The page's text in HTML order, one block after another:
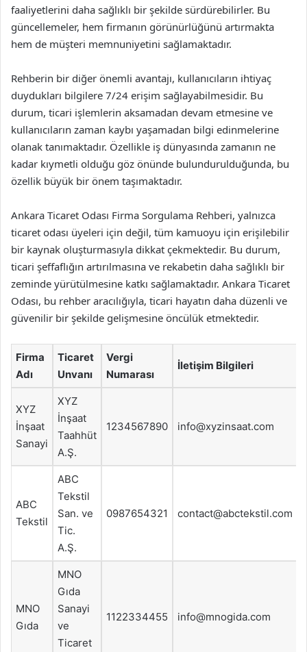
faaliyetlerini daha sağlıklı bir şekilde sürdürebilirler. Bu
güncellemeler, hem firmanın görünürlüğünü artırmakta
hem de müşteri memnuniyetini sağlamaktadır.
Rehberin bir diğer önemli avantajı, kullanıcıların ihtiyaç
duydukları bilgilere 7/24 erişim sağlayabilmesidir. Bu
durum, ticari işlemlerin aksamadan devam etmesine ve
kullanıcıların zaman kaybı yaşamadan bilgi edinmelerine
olanak tanımaktadır. Özellikle iş dünyasında zamanın ne
kadar kıymetli olduğu göz önünde bulundurulduğunda, bu
özellik büyük bir önem taşımaktadır.
Ankara Ticaret Odası Firma Sorgulama Rehberi, yalnızca
ticaret odası üyeleri için değil, tüm kamuoyu için erişilebilir
bir kaynak oluşturmasıyla dikkat çekmektedir. Bu durum,
ticari şeffaflığın artırılmasına ve rekabetin daha sağlıklı bir
zeminde yürütülmesine katkı sağlamaktadır. Ankara Ticaret
Odası, bu rehber aracılığıyla, ticari hayatın daha düzenli ve
güvenilir bir şekilde gelişmesine öncülük etmektedir.
Firma
Adı
Ticaret
Unvanı
Vergi
Numarası
İletişim Bilgileri
XYZ
İnşaat
Sanayi
XYZ
İnşaat
Taahhüt
A.Ş.
1234567890 info@xyzinsaat.com
ABC
Tekstil
ABC
Tekstil
San. ve
Tic.
A.Ş.
0987654321 contact@abctekstil.com
MNO
Gıda
MNO
Gıda
Sanayi
ve
Ticaret
1122334455 info@mnogida.com